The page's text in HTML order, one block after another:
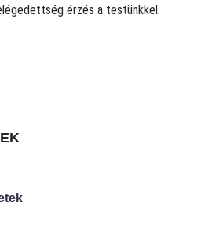
érzés a testünkkel.